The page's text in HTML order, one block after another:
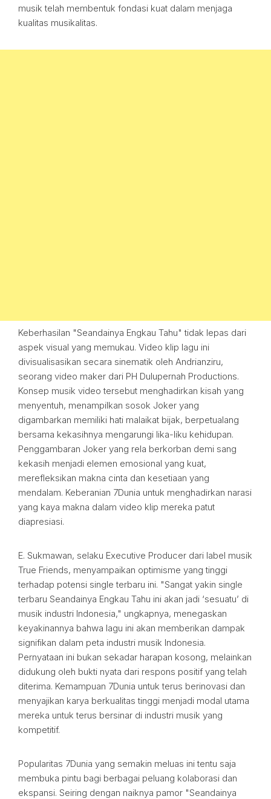
musik telah membentuk fondasi kuat dalam menjaga
kualitas musikalitas.
Keberhasilan "Seandainya Engkau Tahu" tidak lepas dari
aspek visual yang memukau. Video klip lagu ini
divisualisasikan secara sinematik oleh Andrianziru,
seorang video maker dari PH Dulupernah Productions.
Konsep musik video tersebut menghadirkan kisah yang
menyentuh, menampilkan sosok Joker yang
digambarkan memiliki hati malaikat bijak, berpetualang
bersama kekasihnya mengarungi lika-liku kehidupan.
Penggambaran Joker yang rela berkorban demi sang
kekasih menjadi elemen emosional yang kuat,
merefleksikan makna cinta dan kesetiaan yang
mendalam. Keberanian 7Dunia untuk menghadirkan narasi
yang kaya makna dalam video klip mereka patut
diapresiasi.
E. Sukmawan, selaku Executive Producer dari label musik
True Friends, menyampaikan optimisme yang tinggi
terhadap potensi single terbaru ini. "Sangat yakin single
terbaru Seandainya Engkau Tahu ini akan jadi ‘sesuatu’ di
musik industri Indonesia," ungkapnya, menegaskan
keyakinannya bahwa lagu ini akan memberikan dampak
signifikan dalam peta industri musik Indonesia.
Pernyataan ini bukan sekadar harapan kosong, melainkan
didukung oleh bukti nyata dari respons positif yang telah
diterima. Kemampuan 7Dunia untuk terus berinovasi dan
menyajikan karya berkualitas tinggi menjadi modal utama
mereka untuk terus bersinar di industri musik yang
kompetitif.
Popularitas 7Dunia yang semakin meluas ini tentu saja
membuka pintu bagi berbagai peluang kolaborasi dan
ekspansi. Seiring dengan naiknya pamor "Seandainya